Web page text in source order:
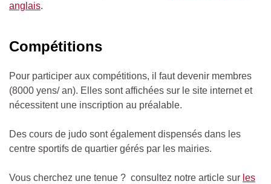
anglais.
Compétitions
Pour participer aux compétitions, il faut devenir membres
(8000 yens/ an). Elles sont affichées sur le site internet et
nécessitent une inscription au préalable.
Des cours de judo sont également dispensés dans les
centre sportifs de quartier gérés par les mairies.
Vous cherchez une tenue ? consultez notre article sur les